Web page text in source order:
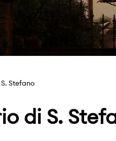
Stefano
di S.